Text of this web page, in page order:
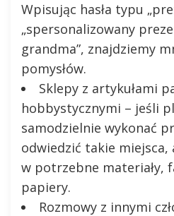
Wpisując hasła typu
„spersonalizowany
grandma”, znajdziemy
pomysłów.
Sklepy z artykułami
hobbystycznymi – jeśli
samodzielnie wykonać
odwiedzić takie miejsca,
w potrzebne materiały,
papiery.
Rozmowy z innymi